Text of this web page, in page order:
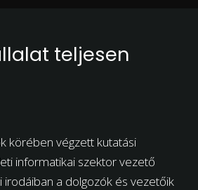
teljesen
körében végzett kutatási
informatikai szektor vezető
a dolgozók és vezetőik